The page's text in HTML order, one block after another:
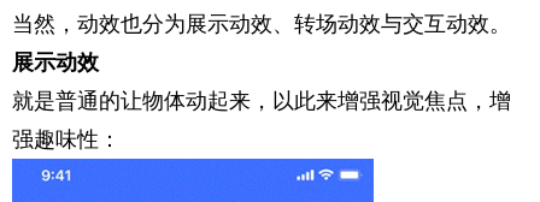
当然，动效也分为展示动效、转场动效与交互动效。
展示动效
就是普通的让物体动起来，以此来增强视觉焦点，增
强趣味性：